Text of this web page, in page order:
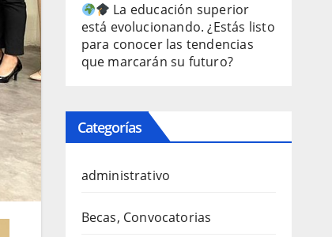
La educación superior
está evolucionando. ¿Estás listo
para conocer las tendencias
que marcarán su futuro?
Categorías
administrativo
Becas, Convocatorias